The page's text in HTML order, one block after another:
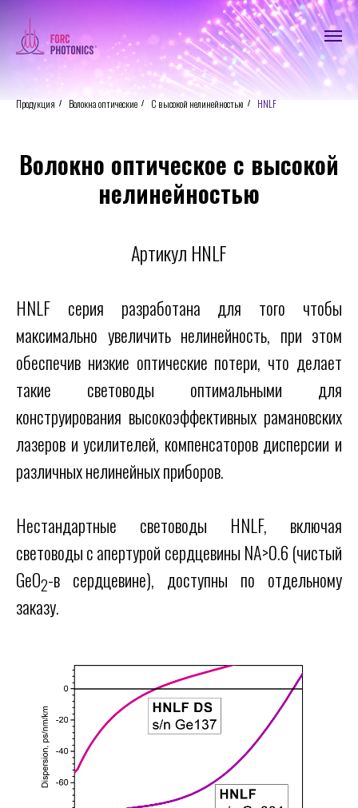
Продукция / Волокна оптические / С высокой нелинейностью / HNLF
Волокно оптическое с высокой
нелинейностью
Артикул HNLF
HNLF серия разработана для того чтобы
максимально увеличить нелинейность, при этом
обеспечив низкие оптические потери, что делает
такие световоды оптимальными для
конструирования высокоэффективных рамановских
лазеров и усилителей, компенсаторов дисперсии и
различных нелинейных приборов.
Нестандартные световоды HNLF, включая
световоды с апертурой сердцевины NA>0.6 (чистый
GeO2-в сердцевине), доступны по отдельному
заказу.